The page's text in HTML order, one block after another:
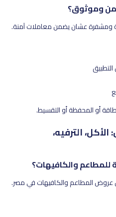
وموثوق؟
ومشفرة عشان يضمن معاملات آمنة.
أو المحفظة أو التقسيط.
الترفيه،
والكافيهات؟
عروض المطاعم والكافيهات في مصر.